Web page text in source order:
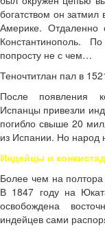
богатством он
Америке.
Константинополь.
попросту не с чем…
Теночтитлан пал в
После появления
Испанцы привезли
погибло свыше 20
из Испании. Но народ
Индейцы и
Более чем на
В 1847 году на
освобождена
индейцев сами